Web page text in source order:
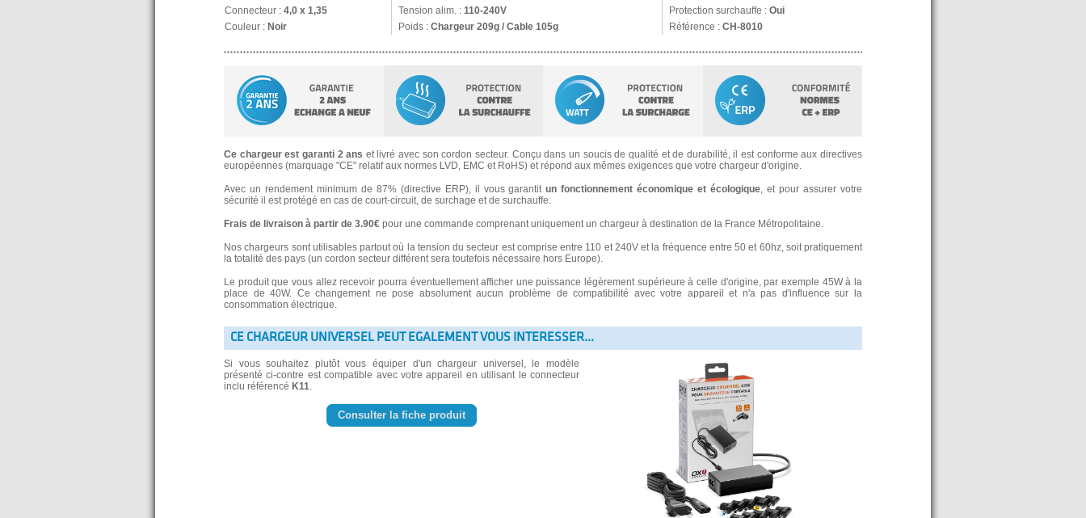
Connecteur : 4,0 x 1,35 Tension alim. : 110-240V Protection surchauffe : Oui
Couleur : Noir Poids : Chargeur 209g / Cable 105g Référence : CH-8010
Ce chargeur est garanti 2 ans et livré avec son cordon secteur. Conçu dans un soucis de qualité et de durabilité, il est conforme aux directives
européennes (marquage "CE" relatif aux normes LVD, EMC et RoHS) et répond aux mêmes exigences que votre chargeur d'origine.
Avec un rendement minimum de 87% (directive ERP), il vous garantitun fonctionnement économique et écologique, et pour assurer votre
sécurité il est protégé en cas de court-circuit, de surchage et de surchauffe.
Frais de livraison à partir de 3.90€ pour une commande comprenant uniquement un chargeur à destination de la France Métropolitaine.
Nos chargeurs sont utilisables partout où la tension du secteur est comprise entre 110 et 240V et la fréquence entre 50 et 60hz, soit pratiquement
la totalité des pays (un cordon secteur différent sera toutefois nécessaire hors Europe).
Le produit que vous allez recevoir pourra éventuellement afficher une puissance légèrement supérieure à celle d'origine, par exemple 45W à la
place de 40W. Ce changement ne pose absolument aucun problème de compatibilité avec votre appareil et n'a pas d'influence sur la
consommation électrique.
CE CHARGEUR UNIVERSEL PEUT EGALEMENT VOUS INTERESSER...
Si vous souhaitez plutôt vous équiper d'un chargeur universel, le modèle
présenté ci-contre est compatible avec votre appareil en utilisant le connecteur
inclu référencé K11.
Consulter la fiche produit